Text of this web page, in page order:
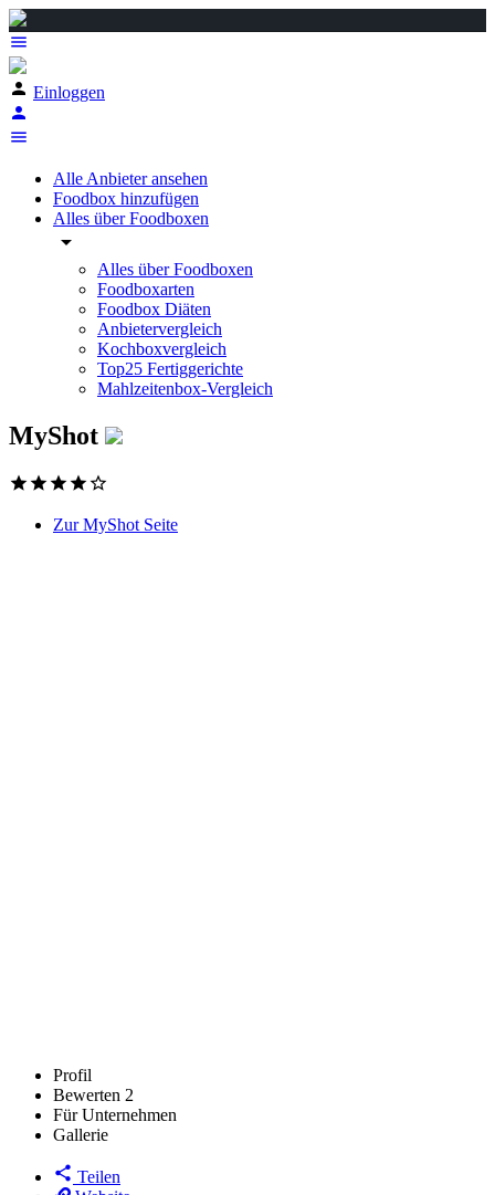
Einloggen
Alle Anbieter ansehen
Foodbox hinzufügen
Alles über Foodboxen
arrow_drop_down
Alles über Foodboxen
Foodboxarten
Foodbox Diäten
Anbietervergleich
Kochboxvergleich
Top25 Fertiggerichte
Mahlzeitenbox-Vergleich
MyShot
Zur MyShot Seite
Profil
Bewerten 2
Für Unternehmen
Gallerie
Teilen